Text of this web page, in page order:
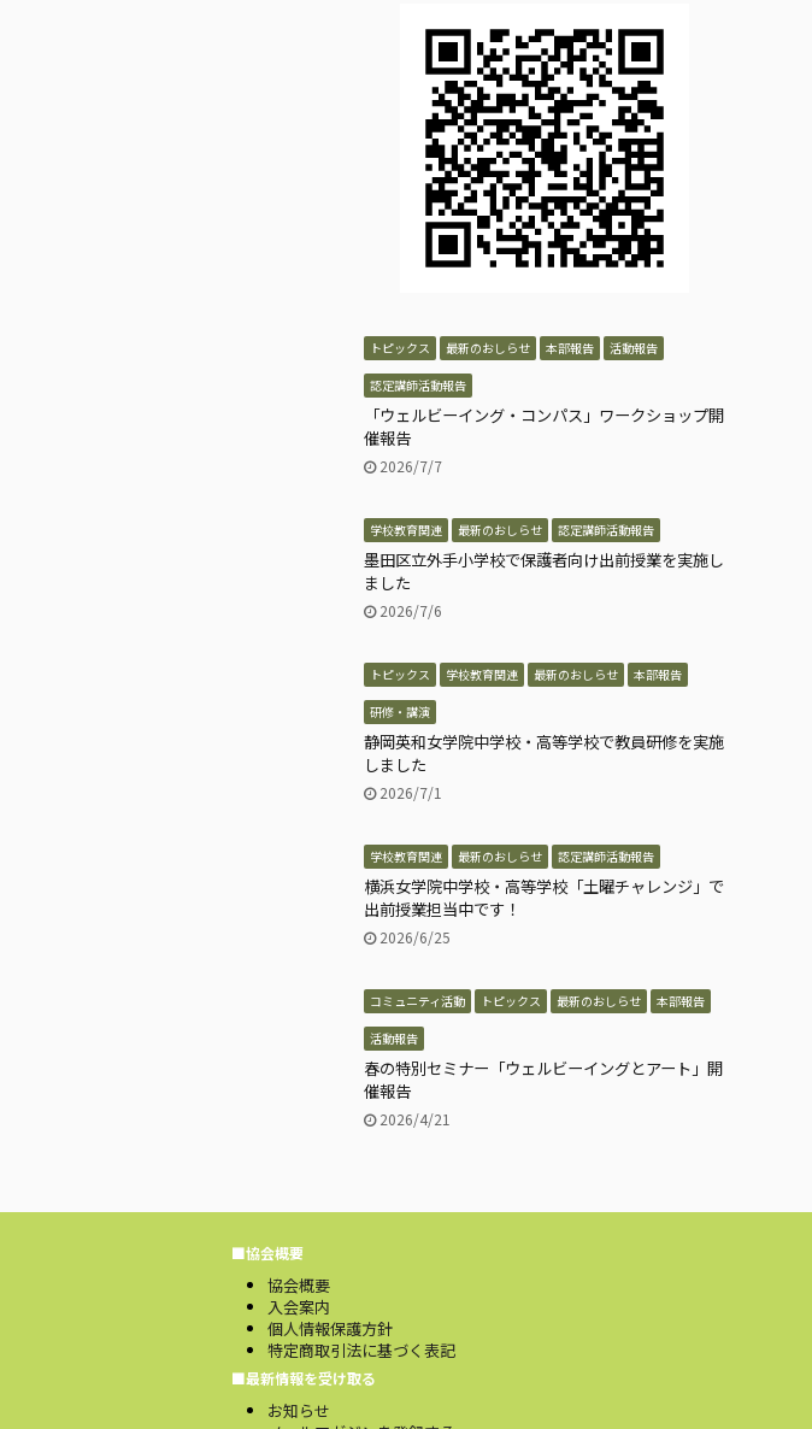
トピックス 最新のおしらせ 本部報告 活動報告
認定講師活動報告
「ウェルビーイング・コンパス」ワークショップ開
催報告
2026/7/7
学校教育関連 最新のおしらせ 認定講師活動報告
墨田区立外手小学校で保護者向け出前授業を実施し
ました
2026/7/6
トピックス 学校教育関連 最新のおしらせ 本部報告
研修・講演
静岡英和女学院中学校・高等学校で教員研修を実施
しました
2026/7/1
学校教育関連 最新のおしらせ 認定講師活動報告
横浜女学院中学校・高等学校「土曜チャレンジ」で
出前授業担当中です！
2026/6/25
コミュニティ活動 トピックス 最新のおしらせ 本部報告
活動報告
春の特別セミナー「ウェルビーイングとアート」開
催報告
2026/4/21
■協会概要
協会概要
入会案内
個人情報保護方針
特定商取引法に基づく表記
■最新情報を受け取る
お知らせ